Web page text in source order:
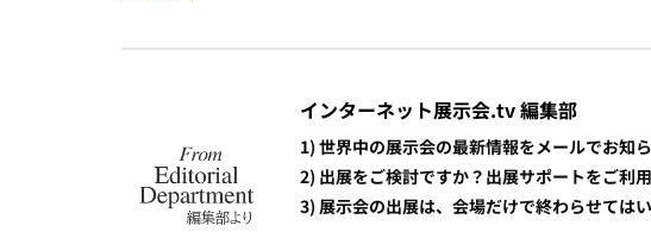
インターネット展示会.tv 編集部
1) 世界中の展示会の最新情報をメールでお知
2) 出展をご検討ですか？出展サポートをご利用
3) 展示会の出展は、会場だけで終わらせては